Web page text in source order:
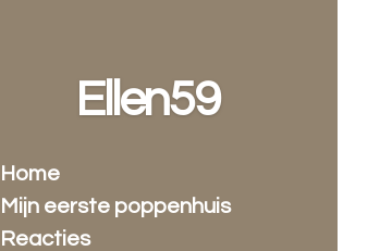
Ellen59
Home
Mijn eerste poppenhuis
Reacties